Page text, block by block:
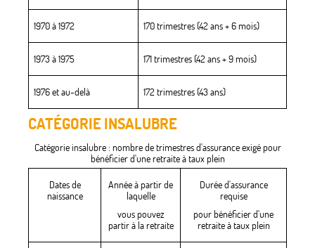
1970 à 1972 170 trimestres (42 ans + 6 mois)
1973 à 1975 171 trimestres (42 ans + 9 mois)
1976 et au-delà 172 trimestres (43 ans)
CATÉGORIE INSALUBRE
Catégorie insalubre : nombre de trimestres d'assurance exigé pour
bénéficier d'une retraite à taux plein
Dates de
naissance
Année à partir de
laquelle
vous pouvez
partir à la retraite
Durée d'assurance
requise
pour bénéficier d'une
retraite à taux plein